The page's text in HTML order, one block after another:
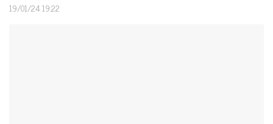
19/01/24 19:22